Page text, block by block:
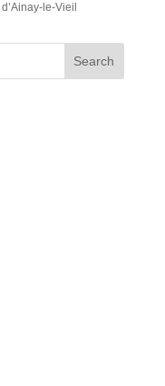
le-Vieil